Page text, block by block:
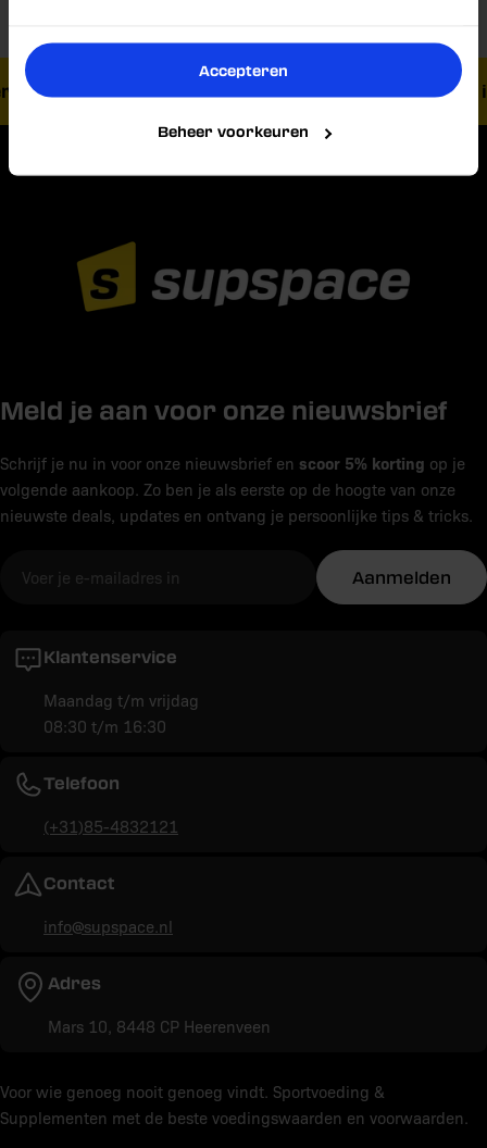
Accepteren
Beheer voorkeuren
vanaf € 40,- Vandaag besteld, morgen
Meld je aan voor onze nieuwsbrief
Schrijf je nu in voor onze nieuwsbrief en scoor 5% korting op je
volgende aankoop. Zo ben je als eerste op de hoogte van onze
nieuwste deals, updates en ontvang je persoonlijke tips & tricks.
mail
Aanmelden
Klantenservice
Maandag t/m vrijdag
08:30 t/m 16:30
Telefoon
(+31)85-4832121
Contact
info@supspace.nl
Adres
Mars 10, 8448 CP Heerenveen
Voor wie genoeg nooit genoeg vindt. Sportvoeding &
Supplementen met de beste voedingswaarden en voorwaarden.
Nu inschrijven